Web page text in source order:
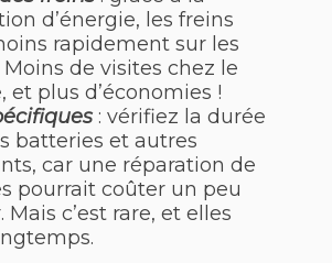
d’énergie, les freins
rapidement sur les
Moins de visites chez le
et plus d’économies !
: vérifiez la durée
batteries et autres
car une réparation de
pourrait coûter un peu
Mais c’est rare, et elles